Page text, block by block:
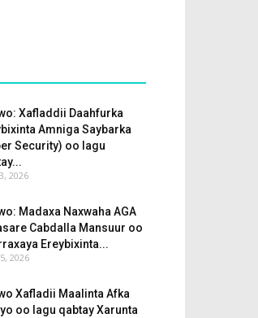
Xafladdii Daahfurka
Amniga Saybarka
Security) oo lagu
2026
Madaxa Naxwaha AGA
Cabdalla Mansuur oo
Ereybixinta...
2026
Xafladii Maalinta Afka
oo lagu qabtay Xarunta